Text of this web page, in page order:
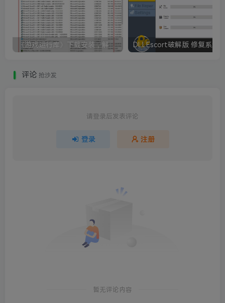
《游戏运行库》下载安装，解决游戏打不开无法运行
评论 抢沙发
请登录后发表评论
登录 注册
暂无评论内容